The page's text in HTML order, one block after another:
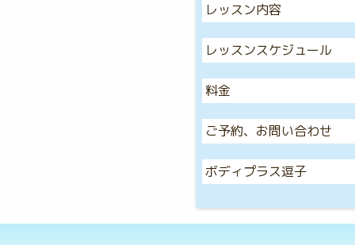
レッスン内容
レッスンスケジュール
料金
ご予約、お問い合わせ
ボディプラス逗子